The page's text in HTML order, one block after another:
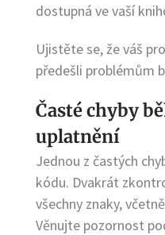
dostupná ve vaší
Ujistěte se, že váš
předešli problémům
Časté chyby
uplatnění
Jednou z častých
kódu. Dvakrát
všechny znaky,
Věnujte pozornost